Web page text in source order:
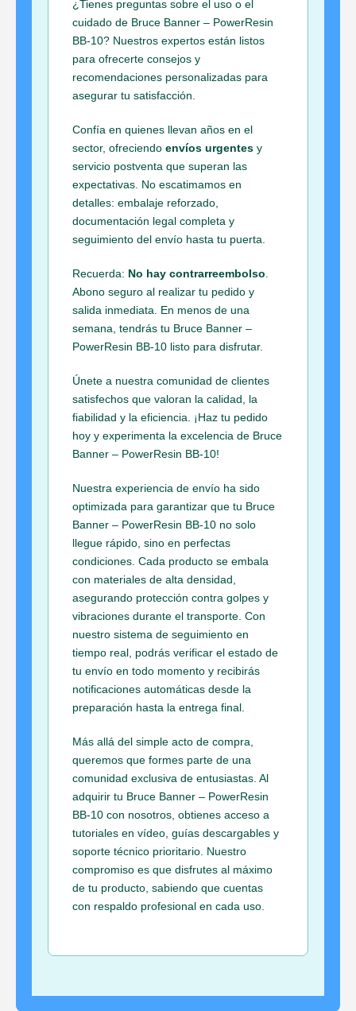
¿Tienes preguntas sobre el uso o el
cuidado de Bruce Banner – PowerResin
BB-10? Nuestros expertos están listos
para ofrecerte consejos y
recomendaciones personalizadas para
asegurar tu satisfacción.
Confía en quienes llevan años en el
sector, ofreciendo envíos urgentes y
servicio postventa que superan las
expectativas. No escatimamos en
detalles: embalaje reforzado,
documentación legal completa y
seguimiento del envío hasta tu puerta.
Recuerda: No hay contrarreembolso
Abono seguro al realizar tu pedido y
salida inmediata. En menos de una
semana, tendrás tu Bruce Banner –
PowerResin BB-10 listo para disfrutar.
Únete a nuestra comunidad de clientes
satisfechos que valoran la calidad, la
fiabilidad y la eficiencia. ¡Haz tu pedido
hoy y experimenta la excelencia de Bruce
Banner – PowerResin BB-10!
Nuestra experiencia de envío ha sido
optimizada para garantizar que tu Bruce
Banner – PowerResin BB-10 no solo
llegue rápido, sino en perfectas
condiciones. Cada producto se embala
con materiales de alta densidad,
asegurando protección contra golpes y
vibraciones durante el transporte. Con
nuestro sistema de seguimiento en
tiempo real, podrás verificar el estado de
tu envío en todo momento y recibirás
notificaciones automáticas desde la
preparación hasta la entrega final.
Más allá del simple acto de compra,
queremos que formes parte de una
comunidad exclusiva de entusiastas. Al
adquirir tu Bruce Banner – PowerResin
BB-10 con nosotros, obtienes acceso a
tutoriales en vídeo, guías descargables y
soporte técnico prioritario. Nuestro
compromiso es que disfrutes al máximo
de tu producto, sabiendo que cuentas
con respaldo profesional en cada uso.